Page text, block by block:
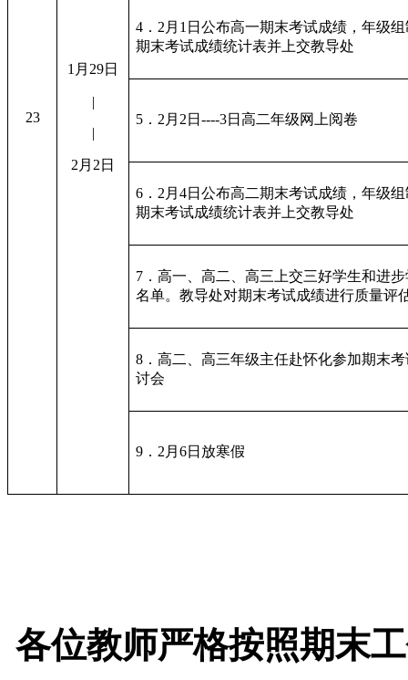
23
1月29日
|
|
2月2日
4．2月1日公布高一期末考试成绩，年级
期末考试成绩统计表并上交教导处
5．2月2日----3日高二年级网上阅卷
6．2月4日公布高二期末考试成绩，年级
期末考试成绩统计表并上交教导处
7．高一、高二、高三上交三好学生和进
名单。教导处对期末考试成绩进行质量评
8．高二、高三年级主任赴怀化参加期末
讨会
9．2月6日放寒假
各位教师严格按照期末